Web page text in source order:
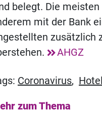
belegt. Die
mit der Bank
zusätzlich
AHGZ
Coronavirus, Hotel
zum Thema